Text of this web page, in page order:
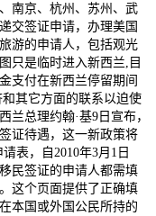
南京、杭州、苏州、武
交签证申请，办理美国
游的申请人，包括观光
只是临时进入新西兰,目
支付在新西兰停留期间
其它方面的联系以迫使
兰总理约翰·基9日宣布，
证待遇，这一新政策将
表，自2010年3月1日
民签证的申请人都需填
这个页面提供了正确填
本国或外国公民所持的